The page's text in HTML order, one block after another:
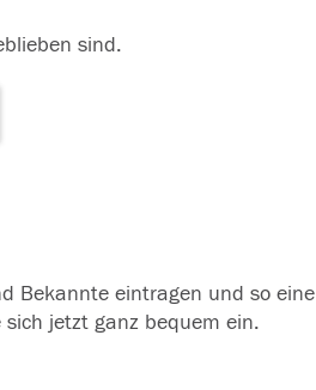
sind.
Bekannte eintragen und so eine
jetzt ganz bequem ein.